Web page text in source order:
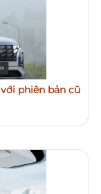
phiên bản cũ